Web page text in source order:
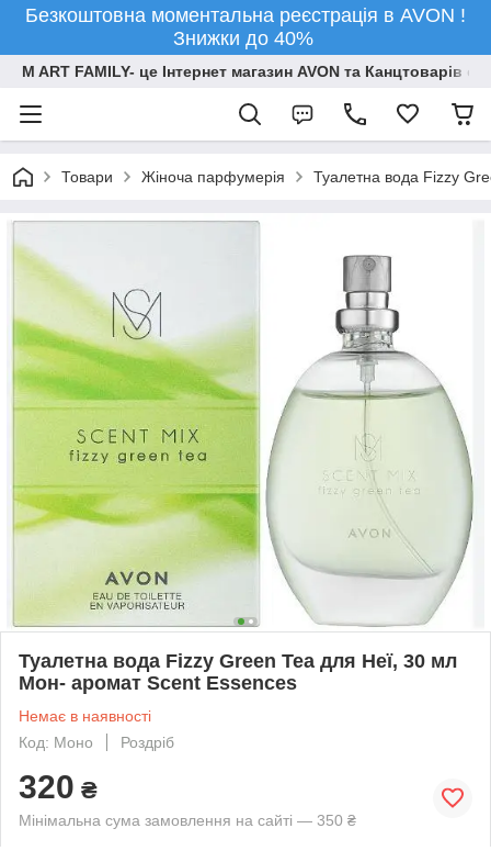
Безкоштовна моментальна реєстрація в AVON !
Знижки до 40%
M ART FAMILY- це Інтернет магазин AVON та Канцтоварів
Товари Жіноча парфумерія Туалетна вода Fizzy
Туалетна вода Fizzy Green Tea для Неї, 30 мл
Мон- аромат Scent Essences
Немає в наявності
Код: Моно
Роздріб
320 ₴
Мінімальна сума замовлення на сайті — 350 ₴